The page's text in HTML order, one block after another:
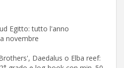
Egitto: tutto l'anno
novembre
Daedalus o Elba reef: